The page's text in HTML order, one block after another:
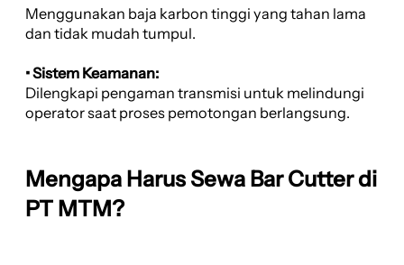
Menggunakan baja karbon tinggi yang tahan lama
dan tidak mudah tumpul.
• Sistem Keamanan:
Dilengkapi pengaman transmisi untuk melindungi
operator saat proses pemotongan berlangsung.
Mengapa Harus Sewa Bar Cutter di
PT MTM?